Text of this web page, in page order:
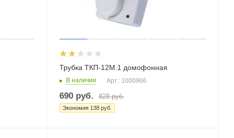
Трубка ТКП-12М.1 домофонная
В наличии Арт.: 1000966
690руб. 828руб.
Экономия 138руб.